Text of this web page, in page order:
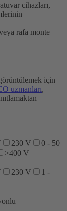
cihazları,
rafa monte
için
uzmanları,
230 V
0 - 50
>400 V
230 V
1 -